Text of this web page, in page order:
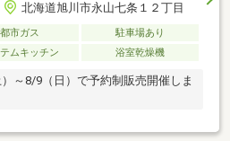
北海道旭川市永山七条１２丁目
都市ガス
駐車場あり
ムキッチン 浴室乾燥機
～8/9（日）で予約制販売開催しま